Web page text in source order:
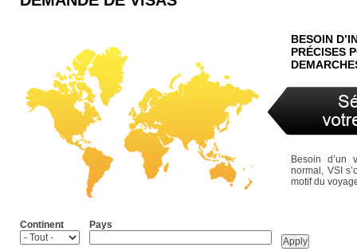
BESOIN
PRÉCISES
Besoin
normal, VSI
motif du
Continent Pays